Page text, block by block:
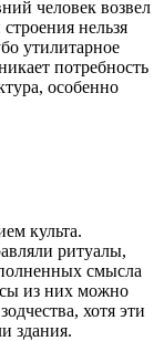
человек возвел
нельзя
утилитарное
потребность
особенно
культа.
ритуалы,
смысла
из них можно
хотя эти
здания.